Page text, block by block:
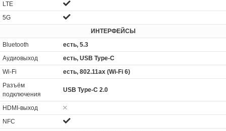
LTE
5G
ИНТЕРФЕЙСЫ
Bluetooth
есть, 5.3
Аудиовыход
есть, USB Type-C
Wi-Fi
есть, 802.11ax (Wi-Fi 6)
Разъём
подключения
USB Type-C 2.0
HDMI-выход
NFC